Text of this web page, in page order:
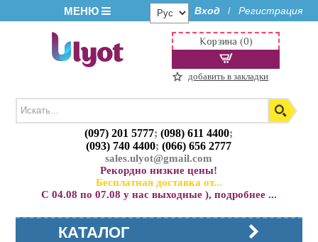
МЕНЮ Вход / Регистрация
(097) 201 5777;(098) 611 4400;
(093) 740 4400;(066) 656 2777
sales.ulyot@gmail.com
Рекордно низкие цены!
Бесплатная доставка от...
С 04.08 по 07.08 у нас выходные ), подробнее ...
Корзина (0)
добавить в закладки
КАТАЛОГ